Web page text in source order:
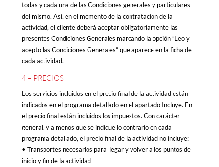
todas y cada una de las Condiciones generales y particulares
del mismo. Así, en el momento de la contratación de la
actividad, el cliente deberá aceptar obligatoriamente las
presentes Condiciones Generales marcando la opción “Leo y
acepto las Condiciones Generales” que aparece en la ficha de
cada actividad.
4 – PRECIOS
Los servicios incluidos en el precio final de la actividad están
indicados en el programa detallado en el apartado Incluye. En
el precio final están incluidos los impuestos. Con carácter
general, y a menos que se indique lo contrario en cada
programa detallado, el precio final de la actividad no incluye:
• Transportes necesarios para llegar y volver a los puntos de
inicio y fin de la actividad